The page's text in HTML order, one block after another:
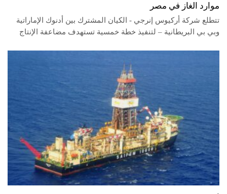
موارد الغاز في مصر
تتطلع شركة أركيوس إنرجي - الكيان المشترك بين أدنوك الإماراتية
وبي بي البريطانية – لتنفيذ خطة خمسية تستهدف مضاعفة الإنتاج